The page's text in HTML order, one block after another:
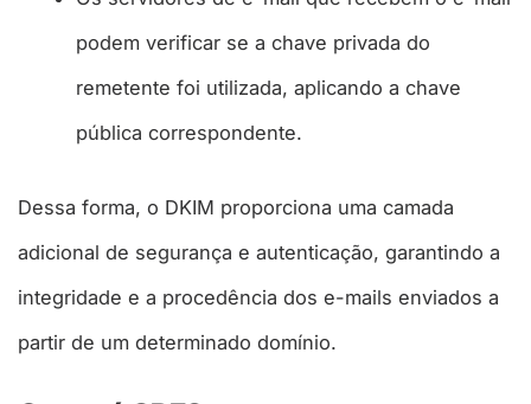
podem verificar se a chave privada do
remetente foi utilizada, aplicando a chave
pública correspondente.
Dessa forma, o DKIM proporciona uma camada
adicional de segurança e autenticação, garantindo a
integridade e a procedência dos e-mails enviados a
partir de um determinado domínio.